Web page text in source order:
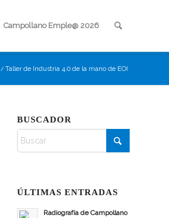
Campollano Emple@ 2026
/ Taller de Industria 4.0 de la mano de EOI
BUSCADOR
ÚLTIMAS ENTRADAS
Radiografía de Campollano